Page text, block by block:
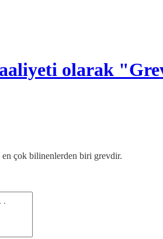
olarak
en çok bilinenlerden biri grevdir.